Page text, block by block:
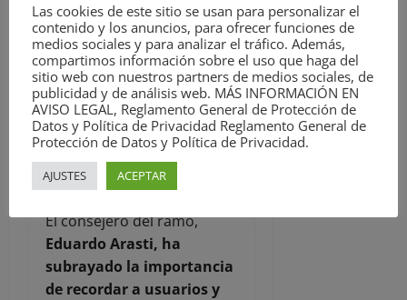
en la estafa, el usuario
debe bloquear la tarjeta de
crédito y contactar con su
banco, además de
denunciar el fraude a la
empresa suministradora
del cargador de energía y a
la autoridad competente.
El consejero del ramo,
Eduardo Arasti, ha
subrayado la importancia
de recordar a usuarios y
Las cookies de este sitio se usan para personalizar el
contenido y los anuncios, para ofrecer funciones de
medios sociales y para analizar el tráfico. Además,
compartimos información sobre el uso que haga del
sitio web con nuestros partners de medios sociales, de
publicidad y de análisis web. MÁS INFORMACIÓN EN
AVISO LEGAL, Reglamento General de Protección de
Datos y Política de Privacidad Reglamento General de
Protección de Datos y Política de Privacidad.
AJUSTES ACEPTAR